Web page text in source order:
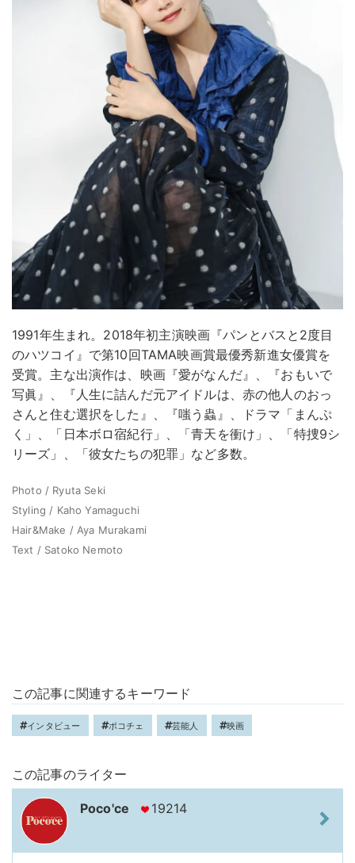
1991年生まれ。2018年初主演映画『パンとバスと2度目
のハツコイ』で第10回TAMA映画賞最優秀新進女優賞を
受賞。主な出演作は、映画『愛がなんだ』、『おもいで
写眞』、『人生に詰んだ元アイドルは、赤の他人のおっ
さんと住む選択をした』、『嗤う蟲』、ドラマ「まんぷ
く」、「日本ボロ宿紀行」、「青天を衝け」、「特捜9シ
リーズ」、「彼女たちの犯罪」など多数。
Photo / Ryuta Seki
Styling / Kaho Yamaguchi
Hair&Make / Aya Murakami
Text / Satoko Nemoto
この記事に関連するキーワード
インタビュー ポコチェ 芸能人 映画
この記事のライター
Poco'ce 19214